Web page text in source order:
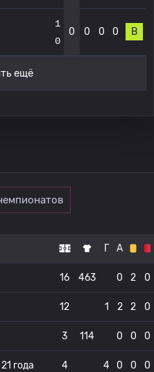
1
0
0 0 0 0 В
ещё
Г А
16 463 0 2 0
12 1 2 2 0
3 114 0 0 0
года 4 4 0 0 0